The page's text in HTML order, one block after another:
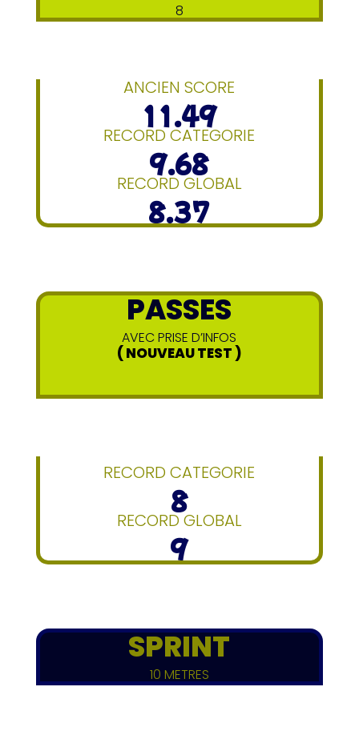
8
ANCIEN SCORE
11.49
RECORD CATEGORIE
9.68
RECORD GLOBAL
8.37
PASSES
AVEC PRISE D’INFOS
( NOUVEAU TEST )
RECORD CATEGORIE
8
RECORD GLOBAL
9
SPRINT
10 METRES